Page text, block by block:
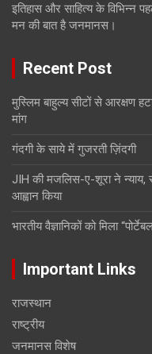
इतिहास और साहित्य के
मन की बात है जनमानस।
Recent Post
मुस्लिम बाहुल्य सीटों से आरक्षण
मांग
गंदगी के साये में गुजरती ज़िंदगी
JIH की मजलिस-ए-शूरा ने न्याय,
आह्वान किया
भारतीय वैज्ञानिकों को मिला
Important Links
राजस्थान
राष्ट्रीय
जनमानस विशेष